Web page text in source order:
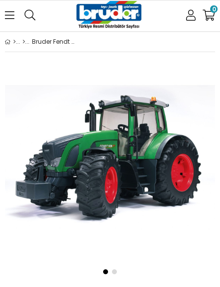
0
Bruder Fendt 936 Vario Traktör BR03040